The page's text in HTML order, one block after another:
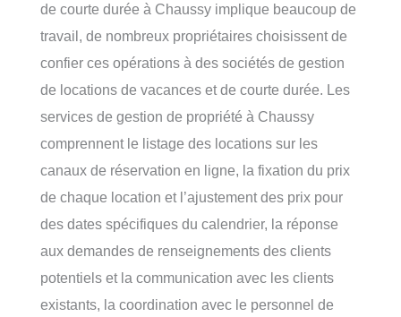
de courte durée à Chaussy implique beaucoup de
travail, de nombreux propriétaires choisissent de
confier ces opérations à des sociétés de gestion
de locations de vacances et de courte durée. Les
services de gestion de propriété à Chaussy
comprennent le listage des locations sur les
canaux de réservation en ligne, la fixation du prix
de chaque location et l’ajustement des prix pour
des dates spécifiques du calendrier, la réponse
aux demandes de renseignements des clients
potentiels et la communication avec les clients
existants, la coordination avec le personnel de